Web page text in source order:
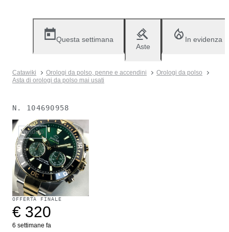
Questa settimana
Aste
In evidenza
Catawiki Orologi da polso, penne e accendini
Orologi da polso
Asta di orologi da polso mai usati
N. 104690958
Venduto
OFFERTA FINALE
€ 320
6 settimane fa